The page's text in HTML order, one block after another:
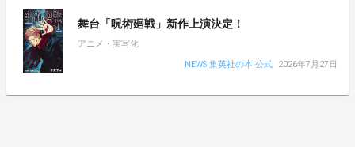
舞台「呪術廻戦」新作上演決定！
アニメ・実写化
NEWS 集英社の本 公式
2026年7月27日